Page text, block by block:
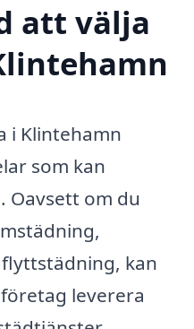
att välja
i Klintehamn
som kan
Oavsett om du
kan
leverera